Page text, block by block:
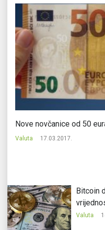
Nove novčanice od 50
Valuta 17.03.2017.
Bitcoin
Valuta